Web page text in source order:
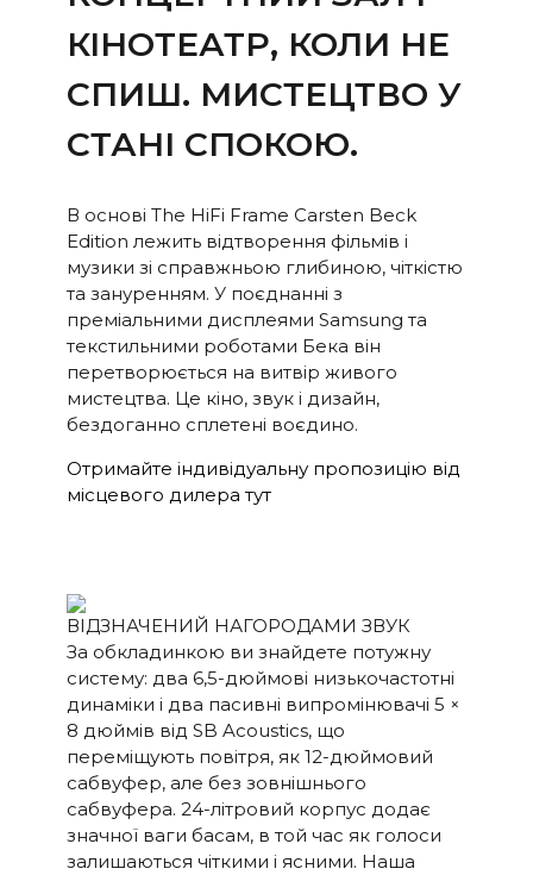
НОШЕНН
Я
СИГНАЛ/
ШУМ
потужність)
1 КГц >103 дБ
10 КГц >105 дБ
THD+N
(1/8
100 Гц <0,04 %
1 КГц <0.04 %
10 КГц <0,05 %
DSP
Потужний
чотирьохядерний
процесор Analog Devices
300 MIPS з фільтром BACCH
3D
ЕННЯ
додатковий мікрофон Zen
Mic
ПІДКЛЮ
ЧЕНІСТЬ
HDMI eARC, Toslink,
аналоговий, Apple AirPlay 2
(багатокімнатний), Google
Cast (багатокімнатний),
Roon, Tidal, Spotify Connect,
DLNA.
Крім того, автоматично
КІНОТЕАТР, КОЛИ НЕ
СПИШ. МИСТЕЦТВО У
СТАНІ СПОКОЮ.
В основі The HiFi Frame Carsten Beck
Edition лежить відтворення фільмів і
музики зі справжньою глибиною, чіткістю
та зануренням. У поєднанні з
преміальними дисплеями Samsung та
текстильними роботами Бека він
перетворюється на витвір живого
мистецтва. Це кіно, звук і дизайн,
бездоганно сплетені воєдино.
Отримайте індивідуальну пропозицію від
місцевого дилера тут
ВІДЗНАЧЕНИЙ НАГОРОДАМИ ЗВУК
За обкладинкою ви знайдете потужну
систему: два 6,5-дюймові низькочастотні
динаміки і два пасивні випромінювачі 5 ×
8 дюймів від SB Acoustics, що
переміщують повітря, як 12-дюймовий
сабвуфер, але без зовнішнього
сабвуфера. 24-літровий корпус додає
значної ваги басам, в той час як голоси
залишаються чіткими і ясними. Наша